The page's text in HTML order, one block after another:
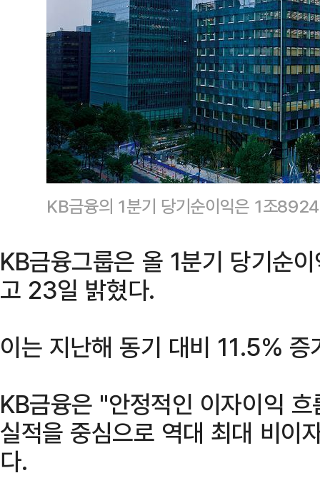
KB금융의 1분기 당기순이익은 1조
KB금융그룹은 올 1분기 당기순
고 23일 밝혔다.
이는 지난해 동기 대비 11.5% 증
KB금융은 "안정적인 이자이익
실적을 중심으로 역대 최대 비이
다.